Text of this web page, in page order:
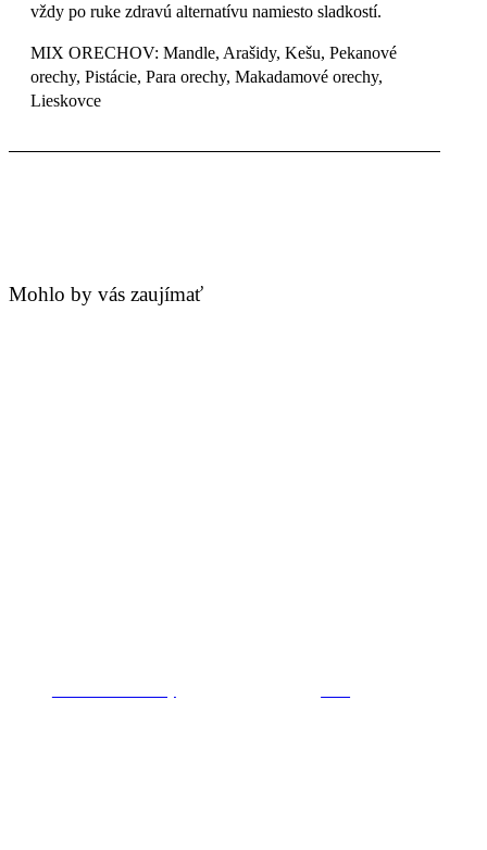
vždy po ruke zdravú alternatívu namiesto sladkostí.
MIX ORECHOV: Mandle, Arašidy, Kešu, Pekanové
orechy, Pistácie, Para orechy, Makadamové orechy,
Lieskovce
Mohlo by vás zaujímať